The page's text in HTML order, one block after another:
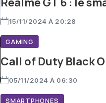
15/11/2024 À 20:28
GAMING
Call of Duty Black
05/11/2024 À 06:30
SMARTPHONES